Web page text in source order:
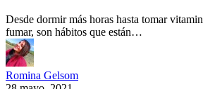
Desde dormir más horas hasta tomar
fumar, son hábitos que están…
Romina Gelsom